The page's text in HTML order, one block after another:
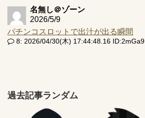
名無し＠ゾーン
2026/5/9
パチンコスロットで出汁が出る瞬間
8: 2026/04/30(木) 17:44:48.16
過去記事ランダム